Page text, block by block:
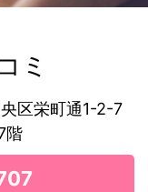
ミ
区栄町通1-2-7
階